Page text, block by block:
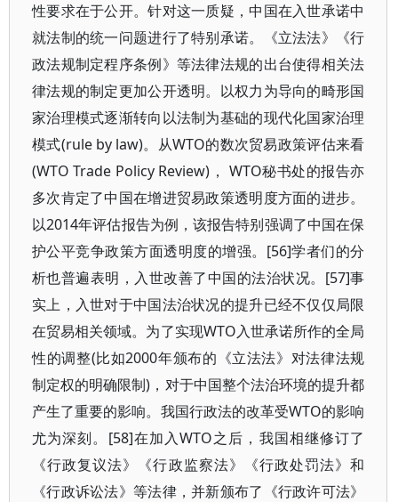
性要求在于公开。针对这一质疑，中国在入世承诺中
就法制的统一问题进行了特别承诺。《立法法》《行
政法规制定程序条例》等法律法规的出台使得相关法
律法规的制定更加公开透明。以权力为导向的畸形国
家治理模式逐渐转向以法制为基础的现代化国家治理
模式(rule by law)。从WTO的数次贸易政策评估来看
(WTO Trade Policy Review)， WTO秘书处的报告亦
多次肯定了中国在增进贸易政策透明度方面的进步。
以2014年评估报告为例，该报告特别强调了中国在保
护公平竞争政策方面透明度的增强。[56]学者们的分
析也普遍表明，入世改善了中国的法治状况。[57]事
实上，入世对于中国法治状况的提升已经不仅仅局限
在贸易相关领域。为了实现WTO入世承诺所作的全局
性的调整(比如2000年颁布的《立法法》对法律法规
制定权的明确限制)，对于中国整个法治环境的提升都
产生了重要的影响。我国行政法的改革受WTO的影响
尤为深刻。[58]在加入WTO之后，我国相继修订了
《行政复议法》《行政监察法》《行政处罚法》和
《行政诉讼法》等法律，并新颁布了《行政许可法》